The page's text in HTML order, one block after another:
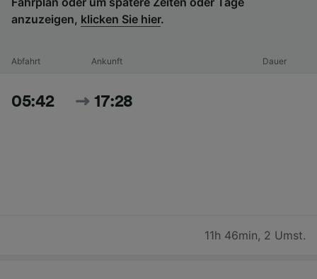
anzuzeigen, klicken Sie hier.
Abfahrt Ankunft Dauer
05:42 17:28
11h 46min, 2 Umst.